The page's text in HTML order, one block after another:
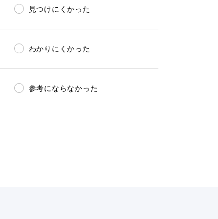
見つけにくかった
わかりにくかった
参考にならなかった